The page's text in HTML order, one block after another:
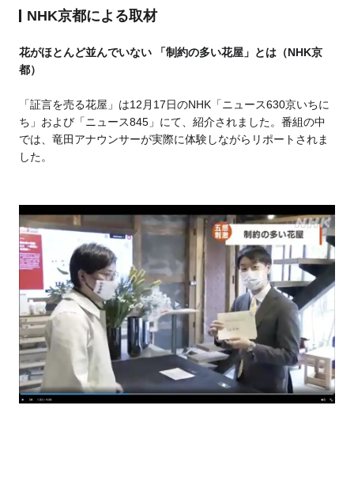
NHK京都による取材
花がほとんど並んでいない 「制約の多い花屋」とは（NHK京
都）
「証言を売る花屋」は12月17日のNHK「ニュース630京いちに
ち」および「ニュース845」にて、紹介されました。番組の中
では、竜田アナウンサーが実際に体験しながらリポートされま
した。